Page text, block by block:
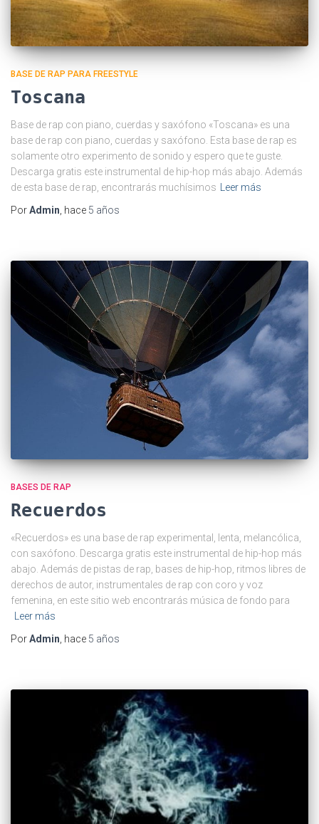
BASE DE RAP PARA FREESTYLE
Toscana
Base de rap con piano, cuerdas y saxófono «Toscana» es una
base de rap con piano, cuerdas y saxófono. Esta base de rap es
solamente otro experimento de sonido y espero que te guste.
Descarga gratis este instrumental de hip-hop más abajo. Además
de esta base de rap, encontrarás muchísimos
Leer más
PorAdmin , hace 5 años
BASES DE RAP
Recuerdos
«Recuerdos» es una base de rap experimental, lenta, melancólica,
con saxófono. Descarga gratis este instrumental de hip-hop más
abajo. Además de pistas de rap, bases de hip-hop, ritmos libres de
derechos de autor, instrumentales de rap con coro y voz
femenina, en este sitio web encontrarás música de fondo para
Leer más
PorAdmin , hace 5 años